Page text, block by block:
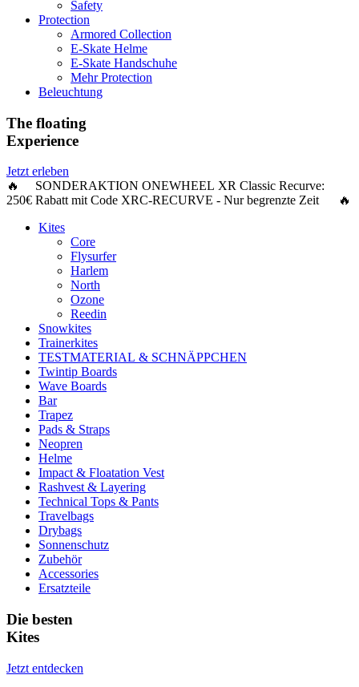
Safety
Protection
Armored Collection
E-Skate Helme
E-Skate Handschuhe
Mehr Protection
Beleuchtung
The floating
Experience
Jetzt erleben
🔥 SONDERAKTION ONEWHEEL XR Classic Recurve:
250€ Rabattmit Code XRC-RECURVE - Nur begrenzte Zeit 🔥
Kites
Core
Flysurfer
Harlem
North
Ozone
Reedin
Snowkites
Trainerkites
TESTMATERIAL & SCHNÄPPCHEN
Twintip Boards
Wave Boards
Bar
Trapez
Pads & Straps
Neopren
Helme
Impact & Floatation Vest
Rashvest & Layering
Technical Tops & Pants
Travelbags
Drybags
Sonnenschutz
Zubehör
Accessories
Ersatzteile
Die besten
Kites
Jetzt entdecken